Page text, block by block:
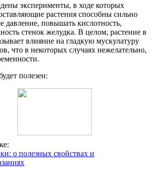
эксперименты, в ходе которых
растения способны сильно
давление, повышать кислотность,
стенок желудка. В целом, растение в
влияние на гладкую мускулатуру
что в некоторых случаях нежелательно,
полезен:
о полезных свойствах и